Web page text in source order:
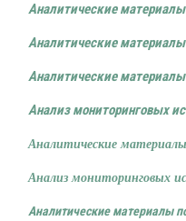
Аналитические
Аналитические
Аналитические материалы
Анализ мониторинговых
Аналитические
Анализ мониторинговых
Аналитические материалы